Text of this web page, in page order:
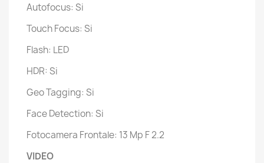
Autofocus: Si
Touch Focus: Si
Flash: LED
HDR: Si
Geo Tagging: Si
Face Detection: Si
Fotocamera Frontale: 13 Mp F 2.2
VIDEO